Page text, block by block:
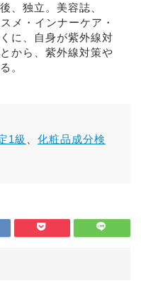
、独立。美容誌、
メ・インナーケア・
に、自身が紫外線対
から、紫外線対策や
。
1級
化粧品成分検